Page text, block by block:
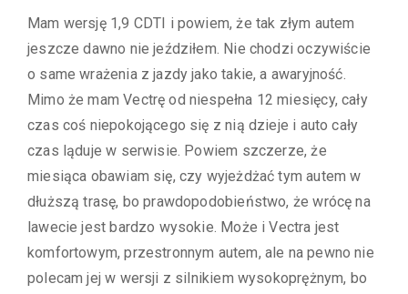
Mam wersję 1,9 CDTI i powiem, że tak złym autem
jeszcze dawno nie jeździłem. Nie chodzi oczywiście
o same wrażenia z jazdy jako takie, a awaryjność.
Mimo że mam Vectrę od niespełna 12 miesięcy, cały
czas coś niepokojącego się z nią dzieje i auto cały
czas ląduje w serwisie. Powiem szczerze, że
miesiąca obawiam się, czy wyjeżdżać tym autem w
dłuższą trasę, bo prawdopodobieństwo, że wrócę na
lawecie jest bardzo wysokie. Może i Vectra jest
komfortowym, przestronnym autem, ale na pewno nie
polecam jej w wersji z silnikiem wysokoprężnym, bo